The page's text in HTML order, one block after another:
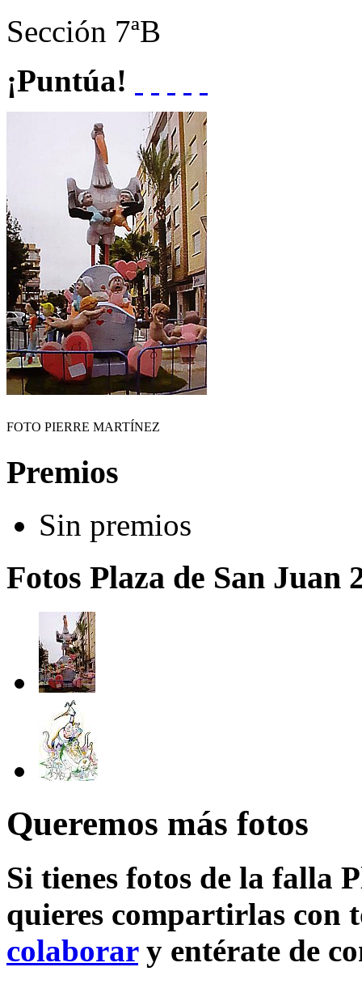
Sección 7ªB
¡Puntúa!
FOTO PIERRE MARTÍNEZ
Premios
Sin premios
Fotos Plaza de San Juan
Queremos más fotos
Si tienes fotos de la falla
quieres compartirlas con
colaborary entérate de